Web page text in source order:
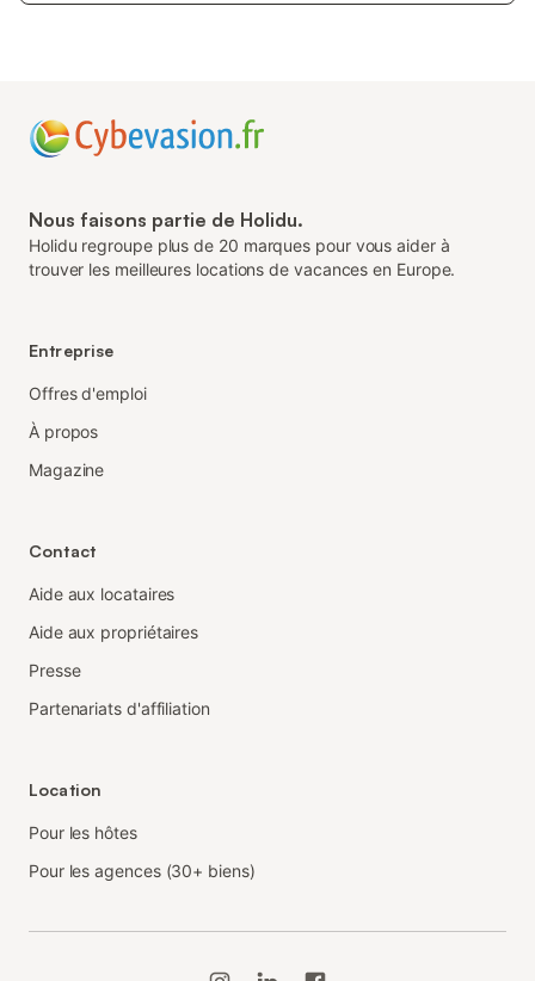
Nous faisons partie de Holidu.
Holidu regroupe plus de 20 marques pour vous aider à
trouver les meilleures locations de vacances en Europe.
Entreprise
Offres d'emploi
À propos
Magazine
Contact
Aide aux locataires
Aide aux propriétaires
Presse
Partenariats d'affiliation
Location
Pour les hôtes
Pour les agences (30+ biens)